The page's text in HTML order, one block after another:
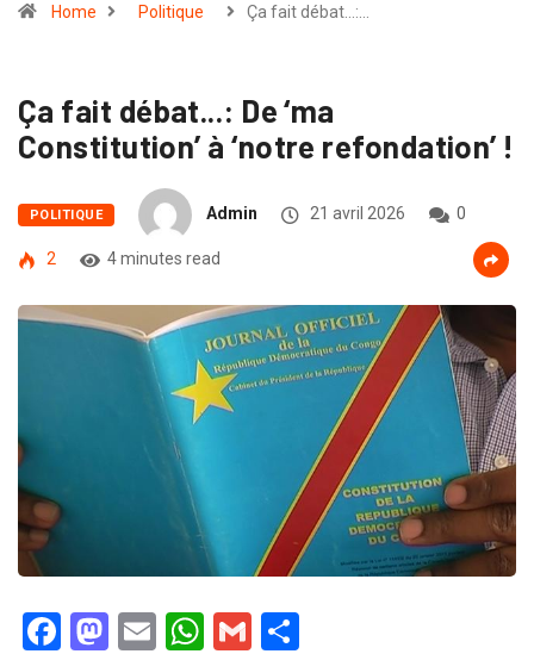
Home Politique Ça fait débat...:…
Ça fait débat...: De ‘ma
Constitution’ à ‘notre refondation’ !
POLITIQUE Admin 21 avril 2026 0
2 4 minutes read
Facebook
Mastodon
EmailWhatsApp
Gmail